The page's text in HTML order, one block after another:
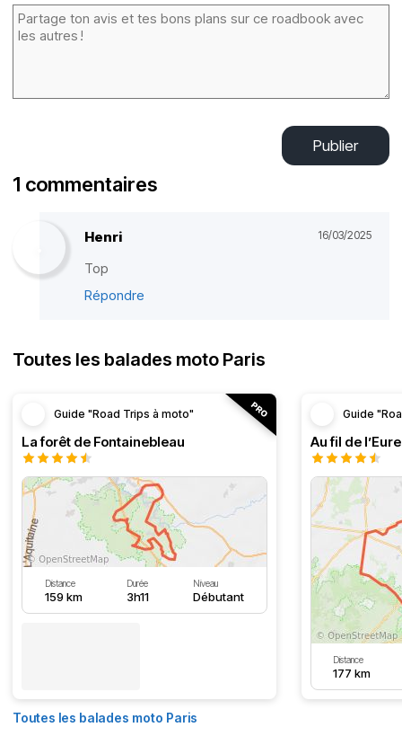
Publier
1 commentaires
Henri 16/03/2025
Top
Répondre
Toutes les balades moto Paris
Guide "Road Trips à moto"
La forêt de Fontainebleau
Distance
159 km
Durée
3h11
Niveau
Débutant
Guide
Au fil de l’Eure
Distance
177 km
Toutes les balades moto Paris